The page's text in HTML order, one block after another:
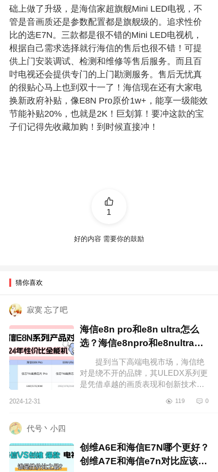
础上做了升级，是海信家超旗舰Mini LED电视，不
管是音画质还是参数配置都是旗舰级的。追求性价
比的选E7N。三款都是很不错的Mini LED电视机，
根据自己需求选择就行海信的售后也很不错！可提
供上门安装调试、检测和维修等售后服务。而且百
吋电视还会提供专门的上门勘测服务。售后无忧真
的很贴心马上也到双十一了！海信现在还有大家电
换新政府补贴，像E8N Pro原价1w+，能享一级能效
节能补贴20%，也就是2K！巨划算！要冲这款的宝
子们记得先收藏加购！到时候直接冲！
1
好的内容 需要你的鼓励
猜你喜欢
寂寞 忘了吧
海信e8n pro和e8n ultra怎么
选？海信e8npro和e8nultra区
提到当下高端电视市场，海信绝
对是绕不开的品牌，其ULEDX系列更
是凭借卓越的画质表现和创新技术赢
大家介绍下海信e8npro和e8nultra怎
2024-12-31 119 0
代号丶小四
创维A6E和海信E7N哪个更好？
创维A7E和海信e7n对比应该如